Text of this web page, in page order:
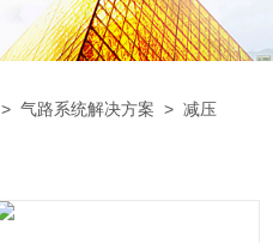
>气路系统解决方案 >减压